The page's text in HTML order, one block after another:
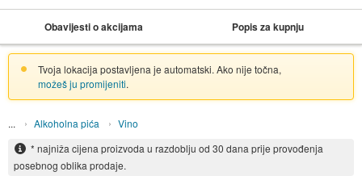
Obavijesti o akcijama Popis za kupnju
Tvoja lokacija postavljena je automatski. Ako nije točna,
možeš ju promijeniti.
Alkoholna pića
Vino
* najniža cijena proizvoda u razdoblju od 30 dana prije provođenja
posebnog oblika prodaje.